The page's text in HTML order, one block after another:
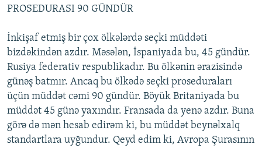
PROSEDURASI 90 GÜNDÜR
İnkişaf etmiş bir çox ölkələrdə seçki müddəti
bizdəkindən azdır. Məsələn, İspaniyada bu, 45 gündür.
Rusiya federativ respublikadır. Bu ölkənin ərazisində
günəş batmır. Ancaq bu ölkədə seçki proseduraları
üçün müddət cəmi 90 gündür. Böyük Britaniyada bu
müddət 45 günə yaxındır. Fransada da yenə azdır. Buna
görə də mən hesab edirəm ki, bu müddət beynəlxalq
standartlara uyğundur. Qeyd edim ki, Avropa Şurasının